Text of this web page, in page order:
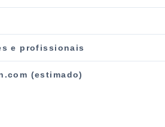
e profissionais
(estimado)